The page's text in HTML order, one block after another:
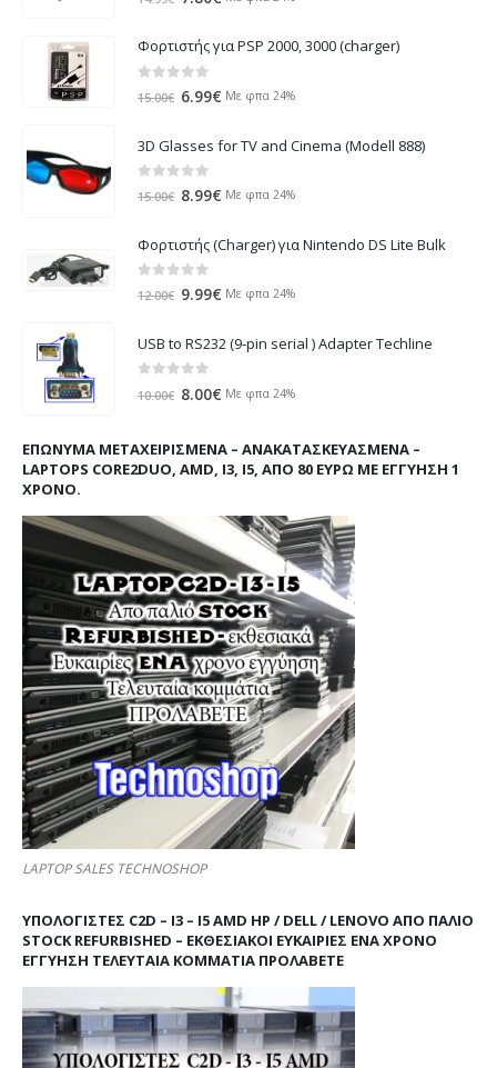
was:
14.99€.
τιμή
Φορτιστής για PSP 2000, 3000 (charger)
out of 5
15.00€ Original
15.00€.
6.99€ Η
τιμή
Με φπα 24%
3D Glasses for TV and Cinema (Modell 888)
out of 5
15.00€ Original
was:
15.00€.
8.99€ Η
τιμή
είναι:
Με φπα 24%
Φορτιστής (Charger) για Nintendo DS Lite Bulk
out of 5
12.00€ Original
was:
12.00€.
9.99€ Η
τιμή
είναι:
Με φπα 24%
USB to RS232 (9-pin serial ) Adapter Techline
out of 5
10.00€ Original
10.00€.
8.00€ Η
είναι:
8.00€.
Με φπα 24%
ΕΠΏΝΥΜΑ ΜΕΤΑΧΕΙΡΙΣΜΈΝΑ – ΑΝΑΚΑΤΑΣΚΕΥΑΣΜΈΝΑ –
LAPTOPS CORE2DUO, AMD, I3, I5, ΑΠΌ 80 ΕΥΡΏ ΜΕ ΕΓΓΎΗΣΗ 1
ΧΡΌΝΟ.
LAPTOP SALES TECHNOSHOP
ΥΠΟΛΟΓΙΣΤΕΣ C2D – I3 – I5 AMD HP / DELL / LENOVO ΑΠΟ ΠΑΛΙΌ
STOCK REFURBISHED – ΕΚΘΕΣΙΑΚΟΊ ΕΥΚΑΙΡΊΕΣ ΈΝΑ ΧΡΌΝΟ
ΕΓΓΎΗΣΗ ΤΕΛΕΥΤΑΊΑ ΚΟΜΜΆΤΙΑ ΠΡΟΛΑΒΕΤΕ